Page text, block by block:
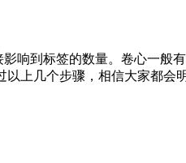
响到标签的数量。卷心一般
上几个步骤，相信大家都会